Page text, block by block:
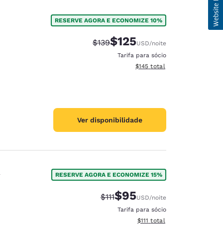
RESERVE AGORA E ECONOMIZE 10%
Tarifa anterior “tachada”:
$139Tarifa com desconto:
$125USD/noite
Tarifa para sócio
Exibir detalhes do total
$145 total
Ver disponibilidade
RESERVE AGORA E ECONOMIZE 15%
Tarifa anterior “tachada”:
$111Tarifa com desconto:
$95USD/noite
Tarifa para sócio
Exibir detalhes do total
$111 total